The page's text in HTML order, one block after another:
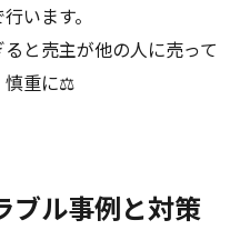
います。
と売主が他の人に売って
慎重に⚖️
ル事例と対策